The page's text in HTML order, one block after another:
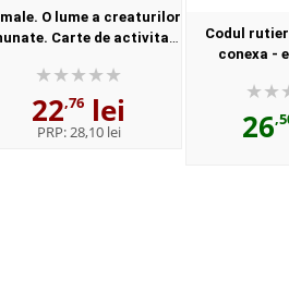
O lume a creaturilor
Carte de activitati
22,76 lei
PRP:28,10 lei
Codul
conexa -
2016. Ghidul
26